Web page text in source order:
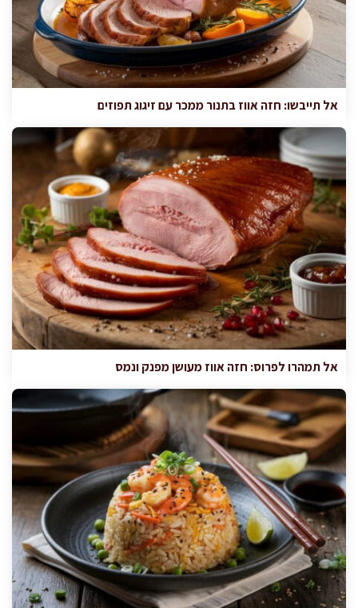
אל תייבשו: חזה אווז בתנור ממכר עם זיגוג תפוזים
אל תמהרו לפרוס: חזה אווז מעושן מפנק ונמס